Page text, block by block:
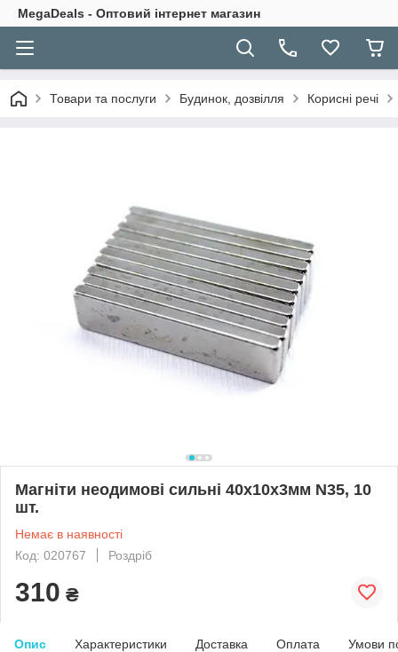
MegaDeals - Оптовий інтернет магазин
Товари та послуги Будинок, дозвілля Корисні речі
Магніти неодимові сильні 40x10x3мм N35, 10
шт.
Немає в наявності
Код: 020767
Роздріб
310 ₴
Опис Характеристики Доставка Оплата Умови